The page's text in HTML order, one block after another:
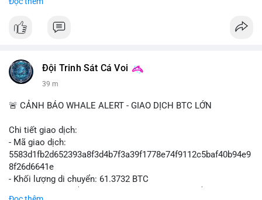
triển stablecoin nội địa
$btc $eth
📰 Nguồn: Cointelegraph
Đội Trinh Sát Cá Voi
39 m
🚨 CẢNH BÁO WHALE ALERT - GIAO DỊCH BTC LỚN
Chi tiết giao dịch:
- Mã giao dịch:
5583d1fb2d652393a8f3d4b7f3a39f1778e74f9112c5baf40b94e9
8f26d6641e
- Khối lượng di chuyển: 61.3732 BTC